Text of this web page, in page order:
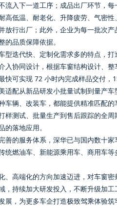
流入下一道工序；成品出厂环节，
高低温、耐老化、升降疲劳、气密
放行出厂；此外，企业为每一批次
品质保障依据。
型迭代快、定制化需求多的特点，
入协同设计，根据车窗结构设计、
快可实现 72 小时内完成样品交付
适配从新品研发小批量试制到量产
车辆、改装车，都能提供精准匹配
样测试、批量生产到售后跟踪的全
落地应用。
善的服务体系，深华已与国内数十
统燃油车、新能源乘用车、商用车
高端化的方向加速迈进，对车窗
，持续加大研发投入，不断升级加
，为更多车企打造极致驾乘体验筑